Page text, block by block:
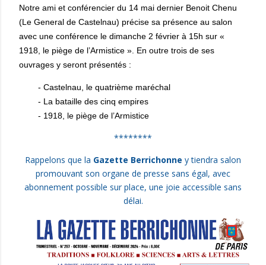
Notre ami et conférencier du 14 mai dernier Benoit Chenu
(Le General de Castelnau) précise sa présence au salon
avec une conférence le dimanche 2 février à 15h sur «
1918, le piège de l’Armistice ». En outre trois de ses
ouvrages y seront présentés :
- Castelnau, le quatrième maréchal
- La bataille des cinq empires
- 1918, le piège de l’Armistice
********
Rappelons que la Gazette Berrichonne y tiendra salon
promouvant son organe de presse sans égal, avec
abonnement possible sur place, une joie accessible sans
délai.